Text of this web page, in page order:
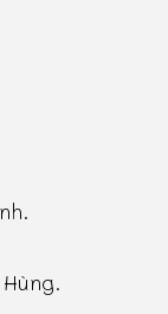
.
.